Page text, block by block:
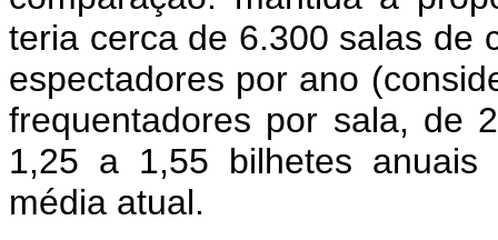
teria cerca de 6.300 salas de
espectadores por ano
frequentadores por sala, de
1,25 a 1,55 bilhetes
média atual.